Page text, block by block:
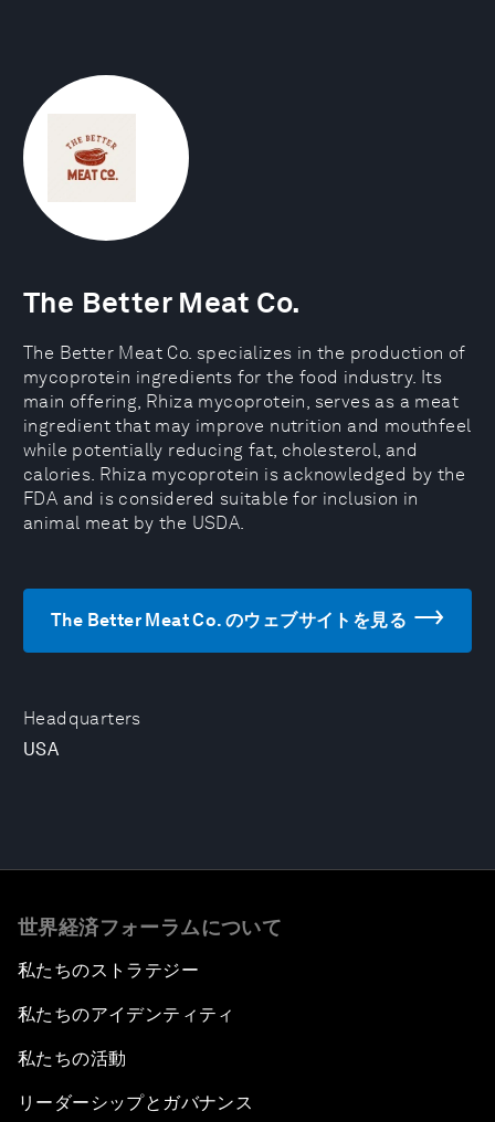
Headquarters
USA
The Better Meat Co.
The Better Meat Co. specializes in the production of
mycoprotein ingredients for the food industry. Its
main offering, Rhiza mycoprotein, serves as a meat
ingredient that may improve nutrition and mouthfeel
while potentially reducing fat, cholesterol, and
calories. Rhiza mycoprotein is acknowledged by the
FDA and is considered suitable for inclusion in
animal meat by the USDA.
The Better Meat Co. のウェブサイトを見る
世界経済フォーラムについて
私たちのストラテジー
私たちのアイデンティティ
私たちの活動
リーダーシップとガバナンス